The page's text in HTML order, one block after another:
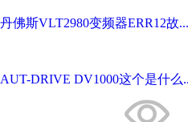
丹佛斯VLT2980变频器ERR12故...
AUT-DRIVE DV1000这个是什么